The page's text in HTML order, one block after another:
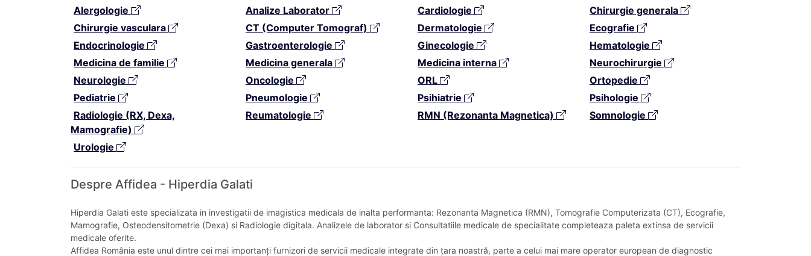
Alergologie Analize Laborator Cardiologie
Chirurgie generala
Chirurgie vasculara
CT (Computer Tomograf) Dermatologie
Ecografie
Endocrinologie
Gastroenterologie Ginecologie
Hematologie
Medicina de familie
Medicina generala Medicina interna
Neurochirurgie
Neurologie
Oncologie ORL
Ortopedie
Pediatrie
Pneumologie Psihiatrie
Psihologie
Radiologie (RX, Dexa,
Mamografie)
Reumatologie RMN (Rezonanta Magnetica) Somnologie
Urologie
Despre Affidea - Hiperdia Galati
Hiperdia Galati este specializata in investigatii de imagistica medicala de inalta performanta: Rezonanta Magnetica (RMN), Tomografie Computerizata (CT), Ecografie,
Mamografie, Osteodensitometrie (Dexa) si Radiologie digitala. Analizele de laborator si Consultatiile medicale de specialitate completeaza paleta extinsa de servicii
medicale oferite.
Affidea România este unul dintre cei mai importanți furnizori de servicii medicale integrate din țara noastră, parte a celui mai mare operator european de diagnostic